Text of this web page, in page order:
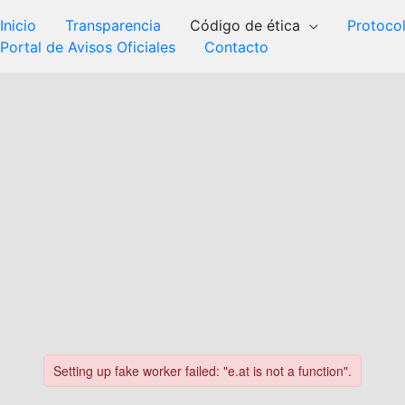
Inicio Transparencia Código de ética
Portal de Avisos Oficiales
Contacto